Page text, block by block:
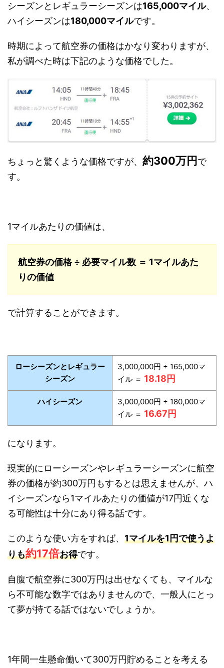
シーズンとレギュラーシーズンは165,000マイル、
ハイシーズンは180,000マイルです。
時期によって航空券の価格はかなり変わりますが、
私が調べた時は下記のような価格でした。
ちょっと驚くような価格ですが、 約300万円で
す。
1マイルあたりの価値は、
航空券の価格 ÷ 必要マイル数 ＝ 1マイルあた
りの価値
で計算することができます。
ローシーズンとレギュラー
シーズン
3,000,000円 ÷ 165,000マ
イル ＝ 18.18円
ハイシーズン
3,000,000円 ÷ 180,000マ
イル ＝ 16.67円
になります。
現実的にローシーズンやレギュラーシーズンに航空
券の価格が約300万円もするとは思えませんが、ハ
イシーズンなら1マイルあたりの価値が17円近くな
る可能性は十分にあり得る話です。
このような使い方をすれば、 1マイルを1円で使うよ
りも約17倍お得です。
自腹で航空券に300万円は出せなくても、マイルな
ら不可能な数字ではありませんので、一般人にとっ
て夢が持てる話ではないでしょうか。
1年間一生懸命働いて300万円貯めることを考える